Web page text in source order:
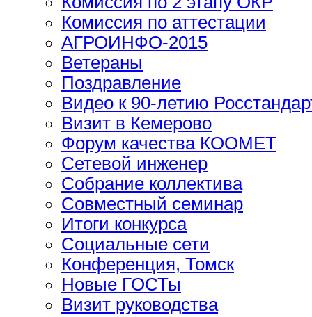
Комиссия по аттестации
АГРОИНФО-2015
Ветераны
Поздравление
Видео к 90-летию
Визит в Кемерово
Форум качества КООМЕТ
Сетевой инженер
Собрание коллектива
Совместный семинар
Итоги конкурса
Социальные сети
Конференция, Томск
Новые ГОСТы
Визит руководства